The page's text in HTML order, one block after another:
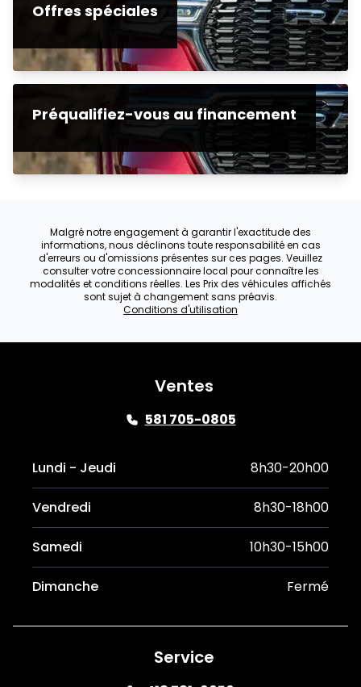
Offres spéciales
Préqualifiez-vous au financement
Malgré notre engagement à garantir l'exactitude des
informations, nous déclinons toute responsabilité en cas
d'erreurs ou d'omissions présentes sur ces pages. Veuillez
consulter votre concessionnaire local pour connaître les
modalités et conditions réelles. Les Prix des véhicules affichés
sont sujet à changement sans préavis.
Conditions d'utilisation
Ventes
581 705-0805
Lundi - Jeudi 8h30-20h00
Vendredi 8h30-18h00
Samedi 10h30-15h00
Dimanche Fermé
Service